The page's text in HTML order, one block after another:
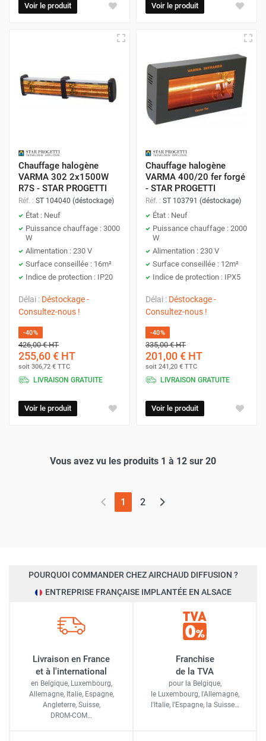
Voir le produit Voir le produit
Chauffage halogène
VARMA 302 2x1500W
R7S - STAR PROGETTI
Réf. : ST 104040 (déstockage)
État : Neuf
Puissance chauffage : 3000
W
Alimentation : 230 V
Surface conseillée : 16m²
Indice de protection : IP20
Délai : Déstockage -
Consultez-nous !
-40%
426,00 €HT
255,60 € HT
soit 306,72 € TTC
LIVRAISON GRATUITE
Voir le produit
Chauffage halogène
VARMA 400/20 fer forgé
- STAR PROGETTI
Réf. : ST 103791 (déstockage)
État : Neuf
Puissance chauffage : 2000
W
Alimentation : 230 V
Surface conseillée : 12m²
Indice de protection : IPX5
Délai : Déstockage -
Consultez-nous !
-40%
335,00 €HT
201,00 € HT
soit 241,20 € TTC
LIVRAISON GRATUITE
Voir le produit
Vous avez vu les produits 1 à 12 sur 20
1 (page actuelle)
2
POURQUOI COMMANDER CHEZ AIRCHAUD DIFFUSION ?
ENTREPRISE FRANÇAISE IMPLANTÉE EN ALSACE
Livraison en France
et à l'international
en Belgique, Luxembourg,
Allemagne, Italie, Espagne,
Angleterre, Suisse,
DROM-COM…
Franchise
de la TVA
pour la Belgique,
le Luxembourg, l'Allemagne,
l'Italie, l'Espagne, la Suisse…